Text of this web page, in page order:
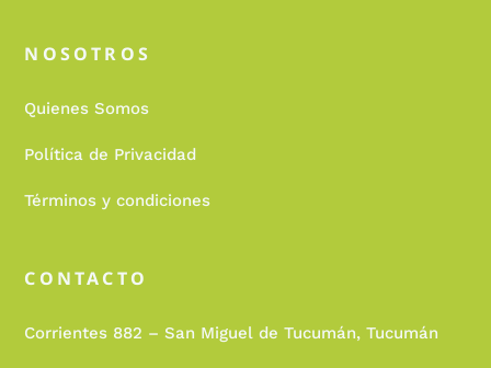
NOSOTROS
Quienes Somos
Política de Privacidad
Términos y condiciones
CONTACTO
Corrientes 882 – San Miguel de Tucumán, Tucumán